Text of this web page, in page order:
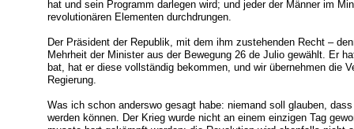
hat und sein Programm darlegen wird; und jeder der Männer im
revolutionären Elementen durchdrungen.
Der Präsident der Republik, mit dem ihm zustehenden Recht –
Mehrheit der Minister aus der Bewegung 26 de Julio gewählt. Er
bat, hat er diese vollständig bekommen, und wir übernehmen die
Regierung.
Was ich schon anderswo gesagt habe: niemand soll glauben,
werden können. Der Krieg wurde nicht an einem einzigen Tag